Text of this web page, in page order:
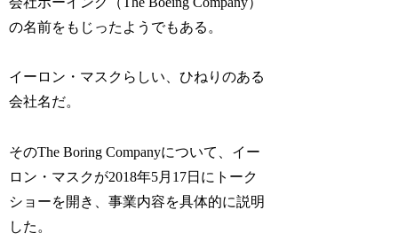
の名前をもじったようでもある。
イーロン・マスクらしい、ひねりのある
会社名だ。
そのThe Boring Companyについて、イー
ロン・マスクが2018年5月17日にトーク
ショーを開き、事業内容を具体的に説明
した。